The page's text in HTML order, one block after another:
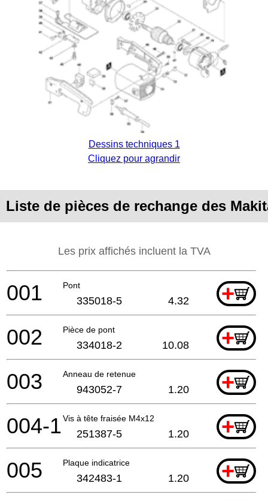
Dessins techniques 1
Cliquez pour agrandir
Liste de pièces de rechange des
Les prix affichés incluent la TVA
Pont +
001 335018-5 4.32
Pièce de pont +
002 334018-2 10.08
Anneau de retenue +
003 943052-7 1.20
Vis à tête fraisée M4x12 +
004-1 251387-5 1.20
Plaque indicatrice +
005 342483-1 1.20